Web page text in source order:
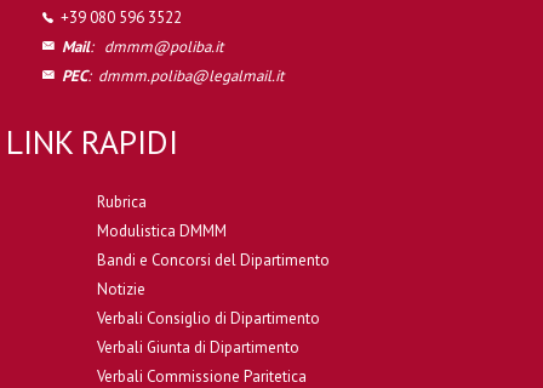
+39 080 596 3522
Mail: dmmm@poliba.it
PEC: dmmm.poliba@legalmail.it
LINK RAPIDI
Rubrica
Modulistica DMMM
Bandi e Concorsi del Dipartimento
Notizie
Verbali Consiglio di Dipartimento
Verbali Giunta di Dipartimento
Verbali Commissione Paritetica